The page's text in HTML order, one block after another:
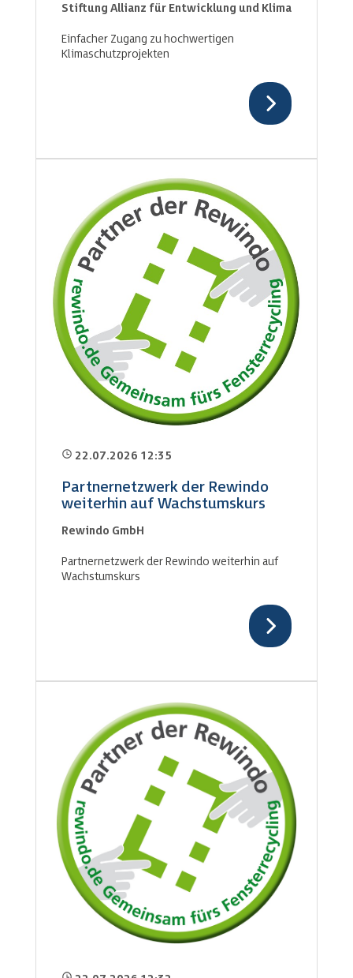
Stiftung Allianz für Entwicklung und Klima
Einfacher Zugang zu hochwertigen
Klimaschutzprojekten
22.07.2026 12:35
Partnernetzwerk der Rewindo
weiterhin auf Wachstumskurs
Rewindo GmbH
Partnernetzwerk der Rewindo weiterhin auf
Wachstumskurs